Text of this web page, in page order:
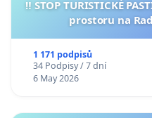
‼️ STOP TURISTICKÉ
prostoru na
1 171 podpisů
34 Podpisy / 7 dní
6 May 2026